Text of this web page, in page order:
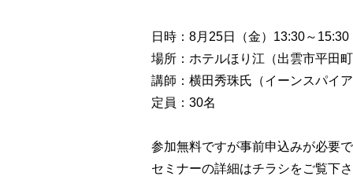
日時：8月25日（金）13:30～15:30
場所：ホテルほり江（出雲市平田
講師：横田秀珠氏（イーンスパイ
定員：30名
参加無料ですが事前申込みが必要
セミナーの詳細はチラシをご覧下